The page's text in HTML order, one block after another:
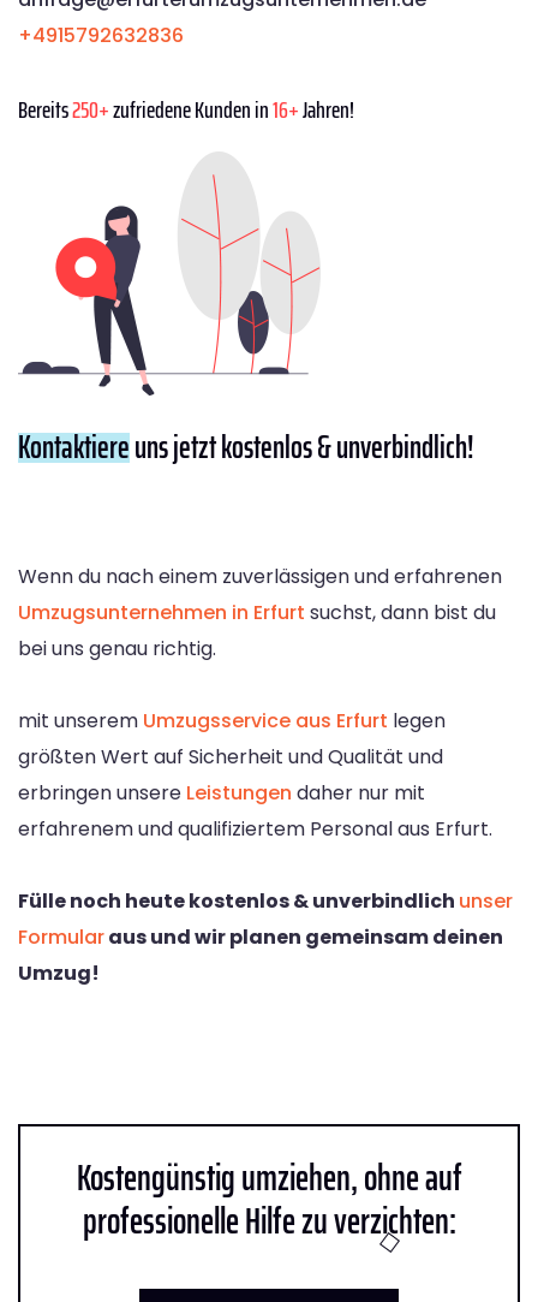
+4915792632836
Bereits250+zufriedene Kunden in16+Jahren!
Kontaktiereuns jetzt kostenlos & unverbindlich!
Wenn du nach einem zuverlässigen und erfahrenen
Umzugsunternehmen in Erfurt suchst, dann bist du
bei uns genau richtig.
mit unserem Umzugsservice aus Erfurt legen
größten Wert auf Sicherheit und Qualität und
erbringen unsere Leistungen daher nur mit
erfahrenem und qualifiziertem Personal aus Erfurt.
Fülle noch heute kostenlos & unverbindlich unser
Formularaus und wir planen gemeinsam deinen
Umzug!
Kostengünstig umziehen, ohne auf
professionelle Hilfe zu verzichten: